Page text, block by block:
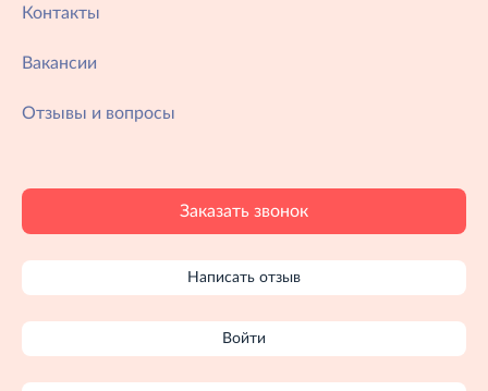
Контакты
Вакансии
Отзывы и вопросы
Заказать звонок
Написать отзыв
Войти